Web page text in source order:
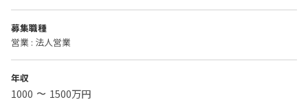
募集職種
営業 : 法人営業
年収
1000 〜 1500万円